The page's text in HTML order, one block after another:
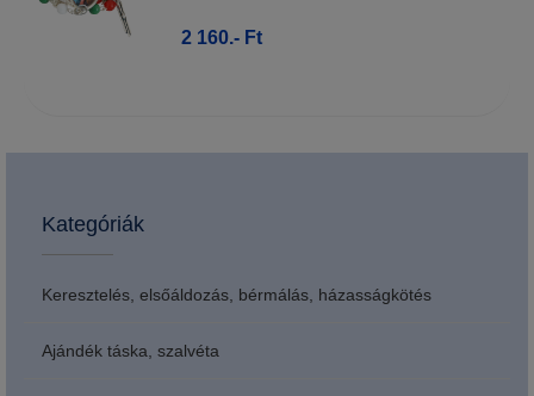
2 160.- Ft
Kategóriák
Keresztelés, elsőáldozás, bérmálás, házasságkötés
Ajándék táska, szalvéta